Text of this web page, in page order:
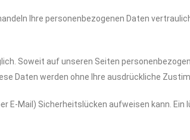
Ihre personenbezogenen Daten
Soweit auf unseren Seiten
Daten werden ohne Ihre ausdrückliche
E-Mail) Sicherheitslücken aufweisen kann.